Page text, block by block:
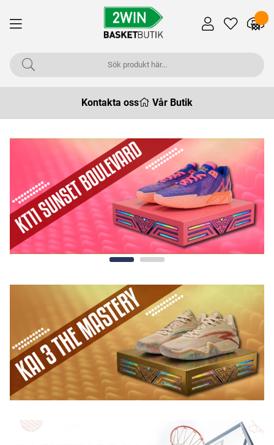
Kontakta oss Vår Butik